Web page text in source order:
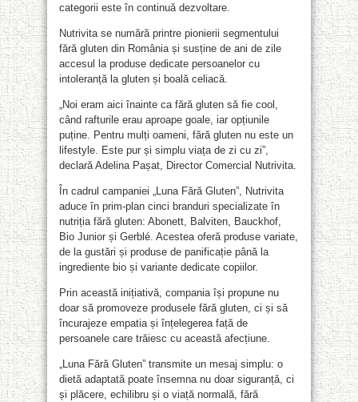
categorii este în continuă dezvoltare.
Nutrivita se numără printre pionierii segmentului
fără gluten din România și susține de ani de zile
accesul la produse dedicate persoanelor cu
intoleranță la gluten și boală celiacă.
„Noi eram aici înainte ca fără gluten să fie cool,
când rafturile erau aproape goale, iar opțiunile
puține. Pentru mulți oameni, fără gluten nu este un
lifestyle. Este pur și simplu viața de zi cu zi”,
declară Adelina Pașat, Director Comercial Nutrivita.
În cadrul campaniei „Luna Fără Gluten”, Nutrivita
aduce în prim-plan cinci branduri specializate în
nutriția fără gluten: Abonett, Balviten, Bauckhof,
Bio Junior și Gerblé. Acestea oferă produse variate,
de la gustări și produse de panificație până la
ingrediente bio și variante dedicate copiilor.
Prin această inițiativă, compania își propune nu
doar să promoveze produsele fără gluten, ci și să
încurajeze empatia și înțelegerea față de
persoanele care trăiesc cu această afecțiune.
„Luna Fără Gluten” transmite un mesaj simplu: o
dietă adaptată poate însemna nu doar siguranță, ci
și plăcere, echilibru și o viață normală, fără